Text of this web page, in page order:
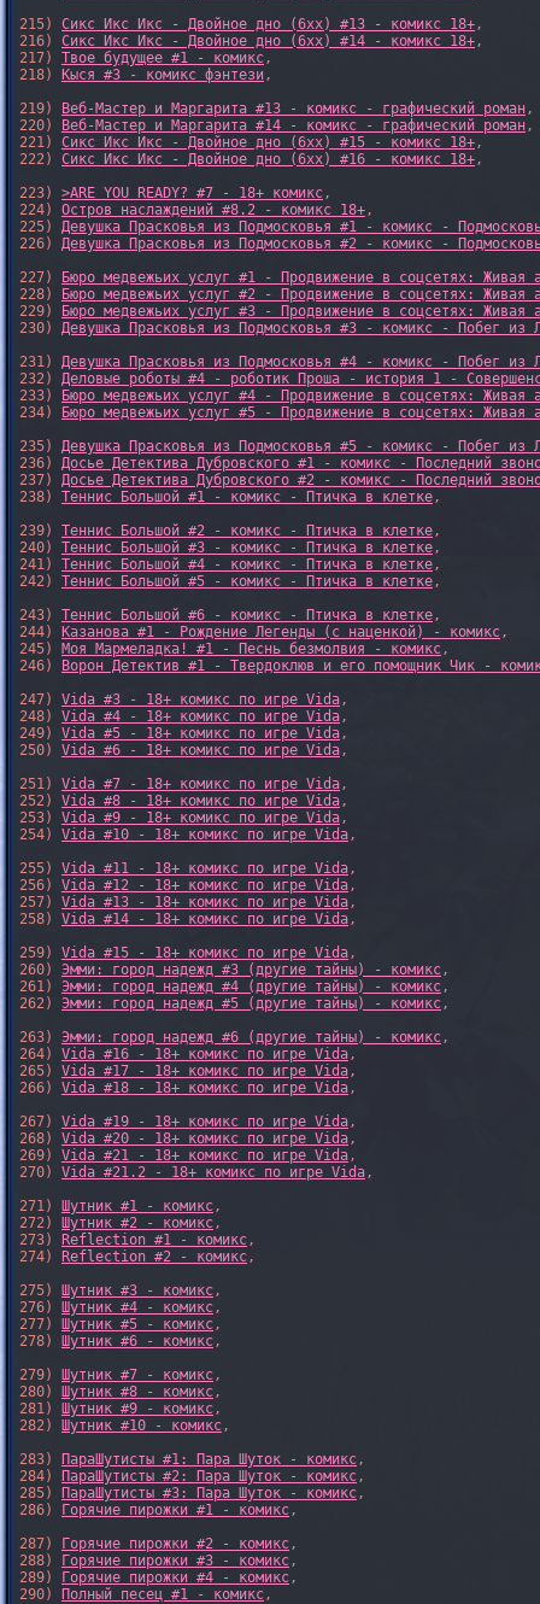
215) Сикс Икс Икс - Двойное дно (6xx) #13 - комикс 18+,
216) Сикс Икс Икс - Двойное дно (6xx) #14 - комикс 18+,
217) Твое будущее #1 - комикс,
218)
Кыся #3 - комикс фэнтези,
219)
Веб-Мастер и Маргарита #13 - комикс - графический роман,
220)
Веб-Мастер и Маргарита #14 - комикс - графический роман,
221) Сикс Икс Икс - Двойное дно (6xx) #15 - комикс 18+,
222) Сикс Икс Икс - Двойное дно (6xx) #16 - комикс 18+,
223) >ARE YOU READY? #7 - 18+ комикс,
224) Остров наслаждений #8.2 - комикс 18+,
225) Девушка Прасковья из Подмосковья #1 - комикс -
226) Девушка Прасковья из Подмосковья #2 - комикс -
227)
Бюро медвежьих услуг #1 - Продвижение в соцсетях: Живая
228)
Бюро медвежьих услуг #2 - Продвижение в соцсетях: Живая
229)
Бюро медвежьих услуг #3 - Продвижение в соцсетях: Живая
230) Девушка Прасковья из Подмосковья #3 - комикс - Побег из
231) Девушка Прасковья из Подмосковья #4 - комикс - Побег из
232) Деловые роботы #4 - роботик Проша - история 1 -
233)
Бюро медвежьих услуг #4 - Продвижение в соцсетях: Живая
234)
Бюро медвежьих услуг #5 - Продвижение в соцсетях: Живая
235) Девушка Прасковья из Подмосковья #5 - комикс - Побег из
236) Досье Детектива Дубровского #1 - комикс - Последний
237) Досье Детектива Дубровского #2 - комикс - Последний
238) Теннис Большой #1 - комикс - Птичка в клетке,
239) Теннис Большой #2 - комикс - Птичка в клетке,
240) Теннис Большой #3 - комикс - Птичка в клетке,
241) Теннис Большой #4 - комикс - Птичка в клетке,
242) Теннис Большой #5 - комикс - Птичка в клетке,
243) Теннис Большой #6 - комикс - Птичка в клетке,
244)
Казанова #1 - Рождение Легенды (с наценкой) - комикс,
245) Моя Мармеладка! #1 - Песнь безмолвия - комикс,
246)
Ворон Детектив #1 - Твердоклюв и его помощник Чик -
247) Vida #3 - 18+ комикс по игре Vida,
248) Vida #4 - 18+ комикс по игре Vida,
249) Vida #5 - 18+ комикс по игре Vida,
250) Vida #6 - 18+ комикс по игре Vida,
251) Vida #7 - 18+ комикс по игре Vida,
252) Vida #8 - 18+ комикс по игре Vida,
253) Vida #9 - 18+ комикс по игре Vida,
254) Vida #10 - 18+ комикс по игре Vida,
255) Vida #11 - 18+ комикс по игре Vida,
256) Vida #12 - 18+ комикс по игре Vida,
257) Vida #13 - 18+ комикс по игре Vida,
258) Vida #14 - 18+ комикс по игре Vida,
259) Vida #15 - 18+ комикс по игре Vida,
260) Эмми: город надежд #3 (другие тайны) - комикс,
261) Эмми: город надежд #4 (другие тайны) - комикс,
262) Эмми: город надежд #5 (другие тайны) - комикс,
263) Эмми: город надежд #6 (другие тайны) - комикс,
264) Vida #16 - 18+ комикс по игре Vida,
265) Vida #17 - 18+ комикс по игре Vida,
266) Vida #18 - 18+ комикс по игре Vida,
267) Vida #19 - 18+ комикс по игре Vida,
268) Vida #20 - 18+ комикс по игре Vida,
269) Vida #21 - 18+ комикс по игре Vida,
270) Vida #21.2 - 18+ комикс по игре Vida,
271) Шутник #1 - комикс,
272) Шутник #2 - комикс,
273)
Reflection #1 - комикс,
274)
Reflection #2 - комикс,
275) Шутник #3 - комикс,
276) Шутник #4 - комикс,
277) Шутник #5 - комикс,
278) Шутник #6 - комикс,
279) Шутник #7 - комикс,
280) Шутник #8 - комикс,
281) Шутник #9 - комикс,
282) Шутник #10 - комикс,
283)
ПараШутисты #1: Пара Шуток - комикс,
284)
ПараШутисты #2: Пара Шуток - комикс,
285)
ПараШутисты #3: Пара Шуток - комикс,
286)
Горячие пирожки #1 - комикс,
287)
Горячие пирожки #2 - комикс,
288)
Горячие пирожки #3 - комикс,
289)
Горячие пирожки #4 - комикс,
290)
Полный песец #1 - комикс,